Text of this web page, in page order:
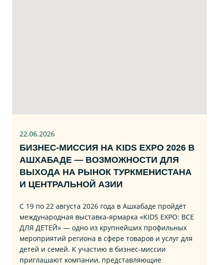
22.06.2026
БИЗНЕС‑МИССИЯ НА KIDS EXPO 2026 В
АШХАБАДЕ — ВОЗМОЖНОСТИ ДЛЯ
ВЫХОДА НА РЫНОК ТУРКМЕНИСТАНА
И ЦЕНТРАЛЬНОЙ АЗИИ
С 19 по 22 августа 2026 года в Ашхабаде пройдёт
международная выставка‑ярмарка «KIDS EXPO: ВСЕ
ДЛЯ ДЕТЕЙ» — одно из крупнейших профильных
мероприятий региона в сфере товаров и услуг для
детей и семей. К участию в бизнес‑миссии
приглашают компании, представляющие